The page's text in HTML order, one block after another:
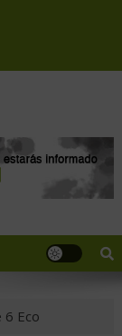
6 Eco